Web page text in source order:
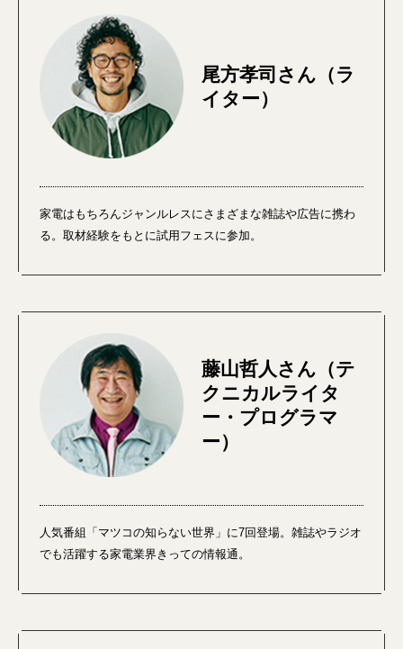
尾方孝司さん（ラ
イター）
家電はもちろんジャンルレスにさまざまな雑誌や広告に携わ
る。取材経験をもとに試用フェスに参加。
藤山哲人さん（テ
クニカルライタ
ー・プログラマ
ー）
人気番組「マツコの知らない世界」に7回登場。雑誌やラジオ
でも活躍する家電業界きっての情報通。